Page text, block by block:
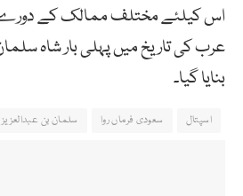
اس کیلئے مختلف ممالک کے
عرب کی تاریخ میں پہلی بار شاہ
بنایا گیا۔
اسپتال سعودی فرماں روا سلمان بن عبدالعزیز